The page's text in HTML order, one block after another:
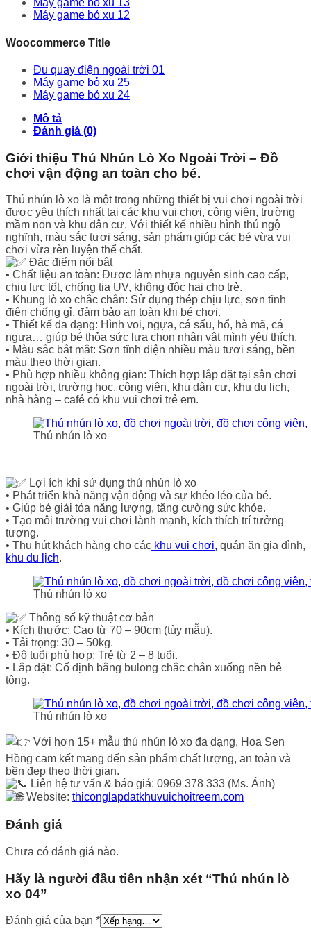
Máy game bỏ xu 13
Máy game bỏ xu 12
Woocommerce Title
Đu quay điện ngoài trời 01
Máy game bỏ xu 25
Máy game bỏ xu 24
Mô tả
Đánh giá (0)
Giới thiệu Thú Nhún Lò Xo Ngoài Trời – Đồ
chơi vận động an toàn cho bé.
Thú nhún lò xo là một trong những thiết bị vui chơi ngoài trời
được yêu thích nhất tại các khu vui chơi, công viên, trường
mầm non và khu dân cư. Với thiết kế nhiều hình thú ngộ
nghĩnh, màu sắc tươi sáng, sản phẩm giúp các bé vừa vui
chơi vừa rèn luyện thể chất.
Đặc điểm nổi bật
• Chất liệu an toàn: Được làm nhựa nguyên sinh cao cấp,
chịu lực tốt, chống tia UV, không độc hại cho trẻ.
• Khung lò xo chắc chắn: Sử dụng thép chịu lực, sơn tĩnh
điện chống gỉ, đảm bảo an toàn khi bé chơi.
• Thiết kế đa dạng: Hình voi, ngựa, cá sấu, hổ, hà mã, cá
ngựa… giúp bé thỏa sức lựa chọn nhân vật mình yêu thích.
• Màu sắc bắt mắt: Sơn tĩnh điện nhiều màu tươi sáng, bền
màu theo thời gian.
• Phù hợp nhiều không gian: Thích hợp lắp đặt tại sân chơi
ngoài trời, trường học, công viên, khu dân cư, khu du lịch,
nhà hàng – café có khu vui chơi trẻ em.
Thú nhún lò xo
Lợi ích khi sử dụng thú nhún lò xo
• Phát triển khả năng vận động và sự khéo léo của bé.
• Giúp bé giải tỏa năng lượng, tăng cường sức khỏe.
• Tạo môi trường vui chơi lành mạnh, kích thích trí tưởng
tượng.
• Thu hút khách hàng cho các khu vui chơi, quán ăn gia đình,
khu du lịch.
Thú nhún lò xo
Thông số kỹ thuật cơ bản
• Kích thước: Cao từ 70 – 90cm (tùy mẫu).
• Tải trọng: 30 – 50kg.
• Độ tuổi phù hợp: Trẻ từ 2 – 8 tuổi.
• Lắp đặt: Cố định bằng bulong chắc chắn xuống nền bê
tông.
Thú nhún lò xo
Với hơn 15+ mẫu thú nhún lò xo đa dạng, Hoa Sen
Hồng cam kết mang đến sản phẩm chất lượng, an toàn và
bền đẹp theo thời gian.
Liên hệ tư vấn & báo giá: 0969 378 333 (Ms. Ánh)
Website: thiconglapdatkhuvuichoitreem.com
Đánh giá
Chưa có đánh giá nào.
Hãy là người đầu tiên nhận xét “Thú nhún lò
xo 04”
Đánh giá của bạn *